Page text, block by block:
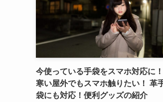
今使っている手袋をスマホ対応に！
寒い屋外でもスマホ触りたい！ 革
袋にも対応！便利グッズの紹介